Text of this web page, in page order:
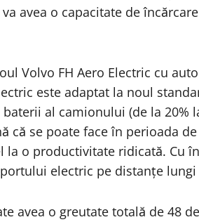
avea o capacitate de
Volvo FH Aero Electric cu
este adaptat la noul
al camionului (de la 20%
că se poate face în perioada
la o productivitate ridicată. Cu
electric pe distanțe
avea o greutate totală de 48